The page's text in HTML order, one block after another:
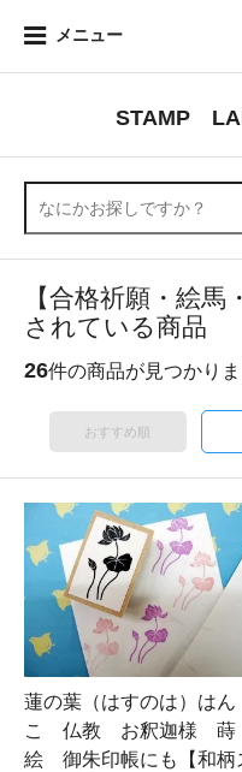
メニュー
STAMP
【合格祈願・絵
されている商品
26件の商品が見つかり
おすすめ順
蓮の葉（はすのは）はん
こ 仏教 お釈迦様 蒔
絵 御朱印帳にも【和柄